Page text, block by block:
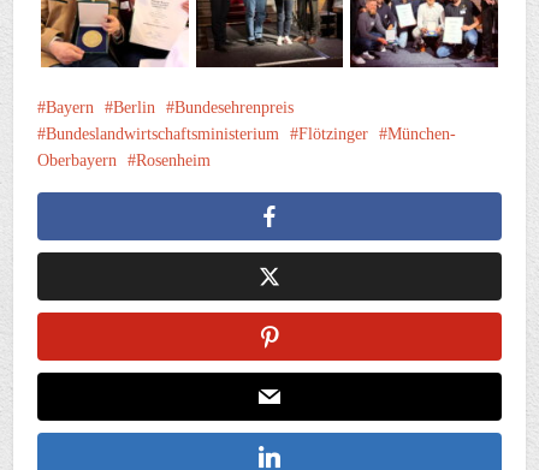
Bayern Berlin
Bundesehrenpreis
Bundeslandwirtschaftsministerium
Flötzinger
München-
Oberbayern
Rosenheim